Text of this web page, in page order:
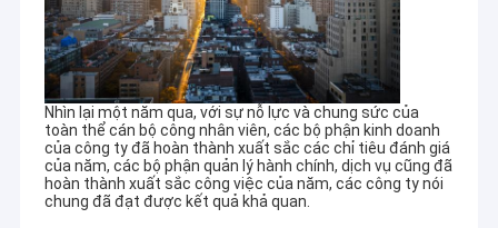
Nhìn lại một năm qua, với sự nỗ lực và chung sức của
toàn thể cán bộ công nhân viên, các bộ phận kinh doanh
của công ty đã hoàn thành xuất sắc các chỉ tiêu đánh giá
của năm, các bộ phận quản lý hành chính, dịch vụ cũng đã
hoàn thành xuất sắc công việc của năm, các công ty nói
chung đã đạt được kết quả khả quan.